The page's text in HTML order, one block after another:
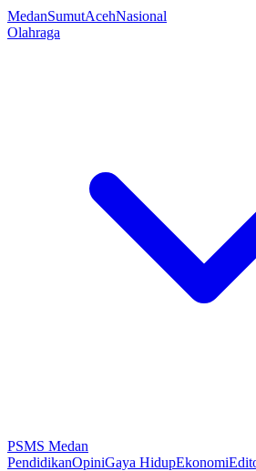
MedanSumutAcehNasional
Olahraga
PSMS Medan
PendidikanOpiniGaya HidupEkonomi